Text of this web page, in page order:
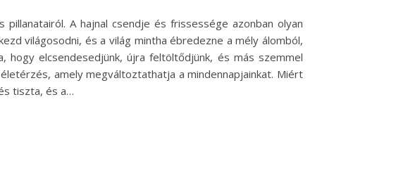
A hajnal csendje és frissessége azonban olyan
világosodni, és a világ mintha ébredezne a mély álomból,
elcsendesedjünk, újra feltöltődjünk, és más szemmel
amely megváltoztathatja a mindennapjainkat. Miért
tiszta, és a…